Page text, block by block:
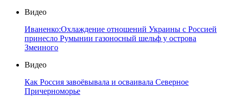
Видео
Иваненко:Охлаждение отношений Украины с Россией
принесло Румынии газоносный шельф у острова
Змеиного
Видео
Как Россия завоёвывала и осваивала Северное
Причерноморье